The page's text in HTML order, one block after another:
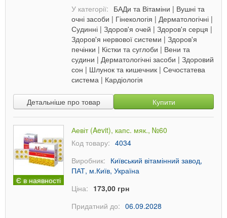
У категорії: БАДи та Вітаміни | Вушні та
очні засоби | Гінекологія | Дерматологічні |
Судинні | Здоров'я очей | Здоров'я серця |
Здоров'я нервової системи | Здоров'я
печінки | Кістки та суглоби | Вени та
судини | Дерматологічні засоби | Здоровий
сон | Шлунок та кишечник | Сечостатева
система | Кардіологія
Детальніше про товар Купити
Є в наявності
Аевіт (Aevit), капс. мяк., №60
Код товару: 4034
Виробник: Київський вітамінний завод,
ПАТ, м.Київ, Україна
Ціна: 173,00 грн
Придатний до: 06.09.2028